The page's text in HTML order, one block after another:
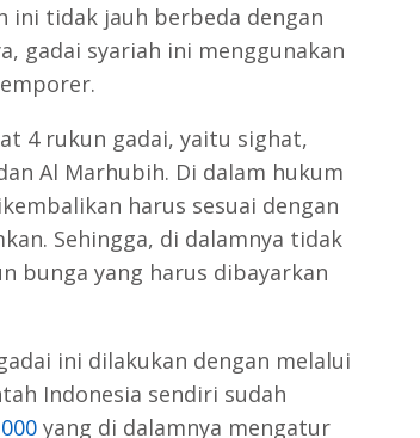
ini tidak jauh berbeda dengan
gadai syariah ini menggunakan
4 rukun gadai, yaitu sighat,
Al Marhubih. Di dalam hukum
harus sesuai dengan
Sehingga, di dalamnya tidak
bunga yang harus dibayarkan
ini dilakukan dengan melalui
Indonesia sendiri sudah
yang di dalamnya mengatur